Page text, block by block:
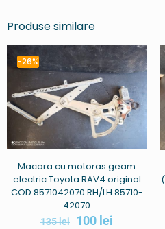
Produse similare
-26%
Macara cu motoras geam
electric Toyota RAV4 original
COD 8571042070 RH/LH 85710-
42070
135lei 100 lei